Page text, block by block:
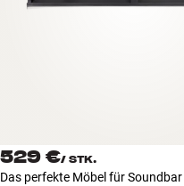
NEUHEITEN
529 €/ STK.
Das perfekte Möbel für